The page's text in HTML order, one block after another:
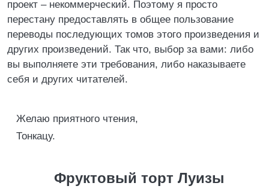
проект – некоммерческий. Поэтому я просто
перестану предоставлять в общее пользование
переводы последующих томов этого произведения и
других произведений. Так что, выбор за вами: либо
вы выполняете эти требования, либо наказываете
себя и других читателей.
Желаю приятного чтения,
Тонкацу.
Фруктовый торт Луизы